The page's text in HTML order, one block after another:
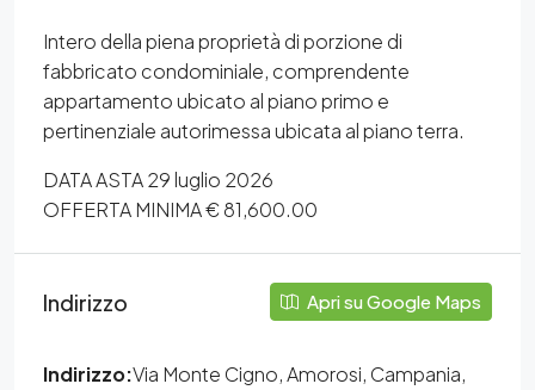
Intero della piena proprietà di porzione di
fabbricato condominiale, comprendente
appartamento ubicato al piano primo e
pertinenziale autorimessa ubicata al piano terra.
DATA ASTA 29 luglio 2026
OFFERTA MINIMA € 81,600.00
Indirizzo Apri su Google Maps
Indirizzo:Via Monte Cigno, Amorosi, Campania,